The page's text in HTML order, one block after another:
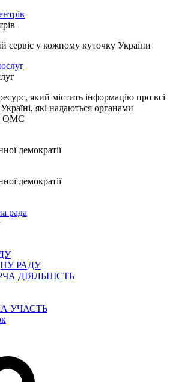
сервіс у кожному куточку України
який містить інформацію про всі
які надаються органами
ОМС
демократії
демократії
рада
РАДУ
ДІЯЛЬНІСТЬ
УЧАСТЬ